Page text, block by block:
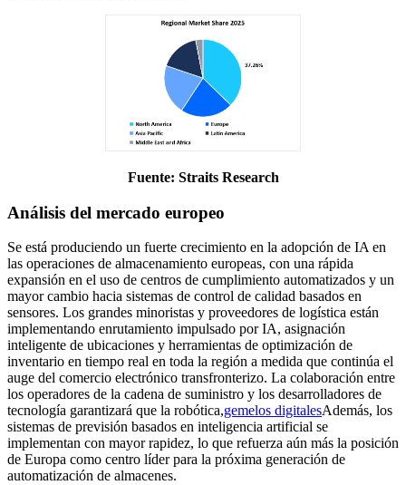
Fuente: Straits Research
Análisis del mercado europeo
Se está produciendo un fuerte crecimiento en la adopción de IA en
las operaciones de almacenamiento europeas, con una rápida
expansión en el uso de centros de cumplimiento automatizados y un
mayor cambio hacia sistemas de control de calidad basados ​​en
sensores. Los grandes minoristas y proveedores de logística están
implementando enrutamiento impulsado por IA, asignación
inteligente de ubicaciones y herramientas de optimización de
inventario en tiempo real en toda la región a medida que continúa el
auge del comercio electrónico transfronterizo. La colaboración entre
los operadores de la cadena de suministro y los desarrolladores de
tecnología garantizará que la robótica,gemelos digitalesAdemás, los
sistemas de previsión basados ​​en inteligencia artificial se
implementan con mayor rapidez, lo que refuerza aún más la posición
de Europa como centro líder para la próxima generación de
automatización de almacenes.